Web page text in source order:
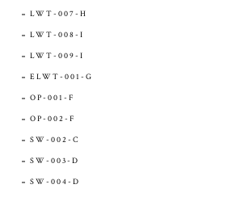
LWT-007-H
LWT-008-I
LWT-009-I
ELWT-001-G
OP-001-F
OP-002-F
SW-002-C
SW-003-D
SW-004-D